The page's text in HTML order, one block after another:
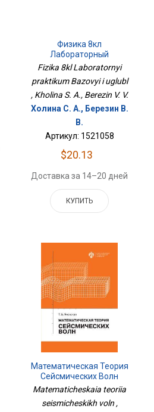
Физика 8кл
Лабораторный
Практикум Базовый И
Fizika 8kl Laboratornyi
praktikum Bazovyi i uglubl
, Kholina S. A., Berezin V. V.
Холина С. А., Березин В.
В.
Артикул: 1521058
$20.13
Доставка за 14–20 дней
КУПИТЬ
Математическая Теория
Сейсмических Волн
Matematicheskaia teoriia
seismicheskikh voln ,